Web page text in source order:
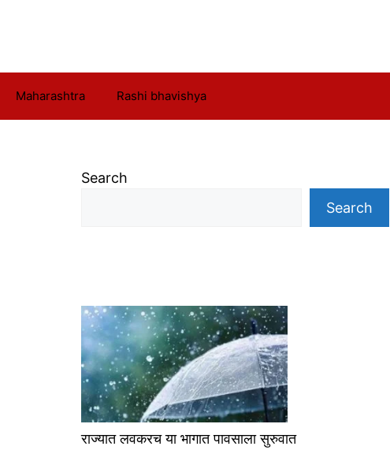
Maharashtra Rashi bhavishya
Search
Search
राज्यात लवकरच या भागात पावसाला सुरुवात